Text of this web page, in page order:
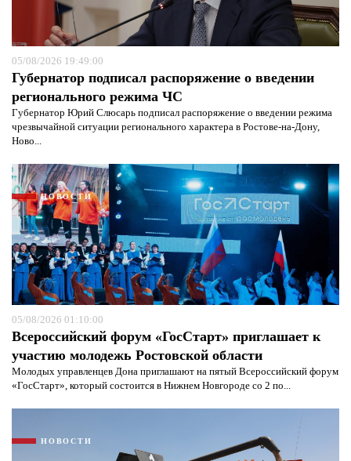
05/08/2026 19:49:00
Губернатор подписал распоряжение о введении
регионального режима ЧС
Губернатор Юрий Слюсарь подписал распоряжение о введении режима
чрезвычайной ситуации регионального характера в Ростове-на-Дону,
Ново...
НОВОСТИ
05/08/2026 01:10:00
Всероссийский форум «ГосСтарт» приглашает к
участию молодежь Ростовской области
Молодых управленцев Дона приглашают на пятый Всероссийский форум
«ГосСтарт», который состоится в Нижнем Новгороде со 2 по...
НОВОСТИ
Я согласен сполитикой конфиденциальности и
защиты информации*
Я согласен с
защиты информации*